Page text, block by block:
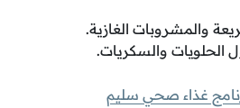
والمشروبات الغازية.
الحلويات والسكريات.
غذاء صحي سليم